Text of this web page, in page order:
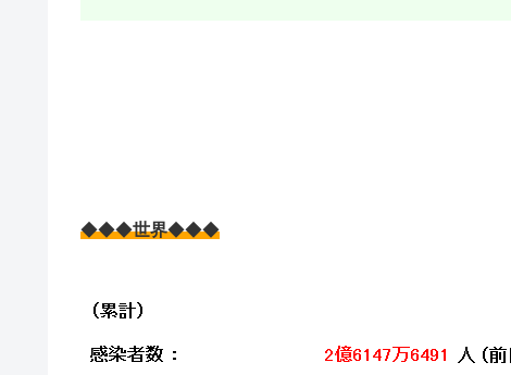
◆◆◆世界◆◆◆